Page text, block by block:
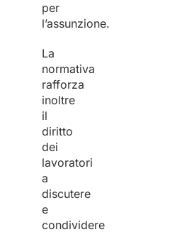
per
l’assunzione.
La
normativa
rafforza
inoltre
il
diritto
dei
lavoratori
a
discutere
e
condividere